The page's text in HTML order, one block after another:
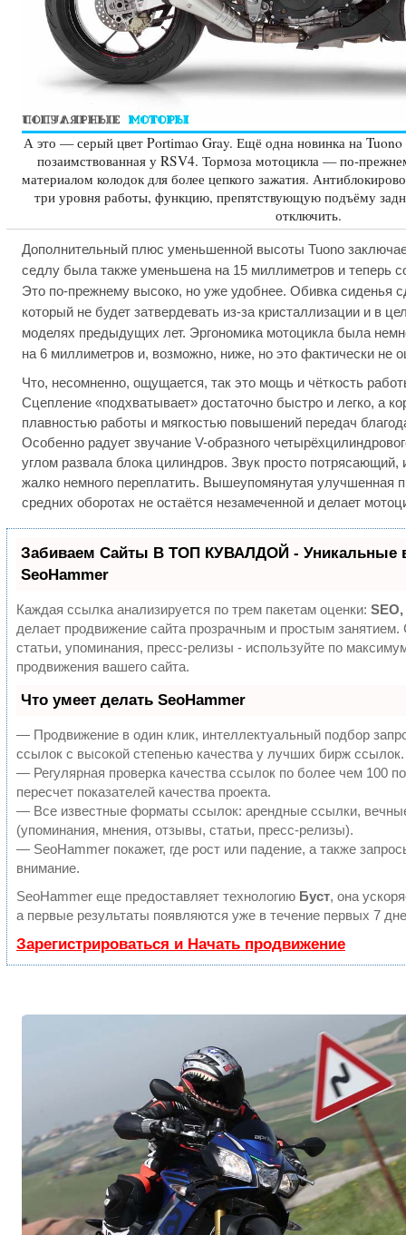
А это — серый цвет Portimao Gray. Ещё одна новинка на
позаимствованная у RSV4. Тормоза мотоцикла — по-
материалом колодок для более цепкого зажатия.
три уровня работы, функцию, препятствующую подъёму
отключить.
Дополнительный плюс уменьшенной высоты Tuono
седлу была также уменьшена на 15 миллиметров и теперь
Это по-прежнему высоко, но уже удобнее. Обивка сиденья
который не будет затвердевать из-за кристаллизации и в
моделях предыдущих лет. Эргономика мотоцикла была
на 6 миллиметров и, возможно, ниже, но это фактически не
Что, несомненно, ощущается, так это мощь и чёткость
Сцепление «подхватывает» достаточно быстро и легко, а
плавностью работы и мягкостью повышений передач
Особенно радует звучание V-образного
углом развала блока цилиндров. Звук просто
жалко немного переплатить. Вышеупомянутая улучшенная
средних оборотах не остаётся незамеченной и делает
Забиваем Сайты В ТОП КУВАЛДОЙ - Уникальные
SeoHammer
Каждая ссылка анализируется по трем пакетам оценки:
делает продвижение сайта прозрачным и простым
статьи, упоминания, пресс-релизы - используйте по
продвижения вашего сайта.
Что умеет делать SeoHammer
— Продвижение в один клик, интеллектуальный подбор
ссылок с высокой степенью качества у лучших бирж ссылок.
— Регулярная проверка качества ссылок по более чем 100
пересчет показателей качества проекта.
— Все известные форматы ссылок: арендные ссылки,
(упоминания, мнения, отзывы, статьи, пресс-релизы).
— SeoHammer покажет, где рост или падение, а также
внимание.
SeoHammer еще предоставляет технологию Буст, она
а первые результаты появляются уже в течение первых 7
Зарегистрироваться и Начать продвижение